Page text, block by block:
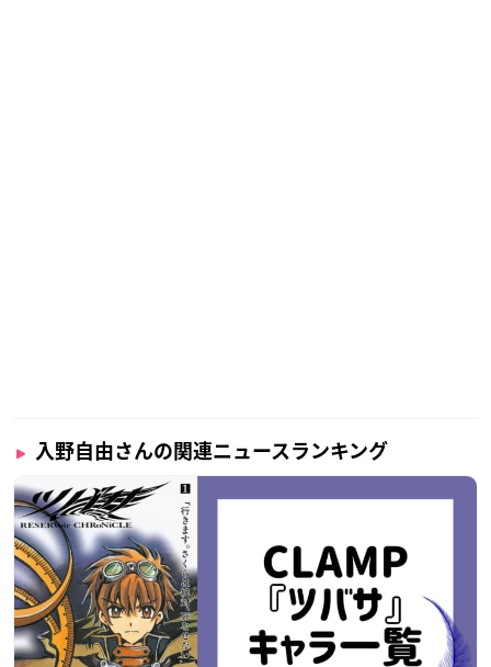
入野自由さんの関連ニュースランキング